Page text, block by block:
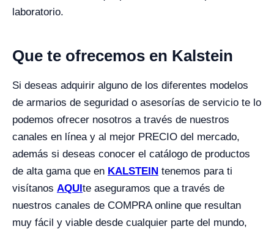
laboratorio.
Que te ofrecemos en Kalstein
Si deseas adquirir alguno de los diferentes modelos
de armarios de seguridad o asesorías de servicio te lo
podemos ofrecer nosotros a través de nuestros
canales en línea y al mejor PRECIO del mercado,
además si deseas conocer el catálogo de productos
de alta gama que en KALSTEIN tenemos para ti
visítanos AQUIte aseguramos que a través de
nuestros canales de COMPRA online que resultan
muy fácil y viable desde cualquier parte del mundo,